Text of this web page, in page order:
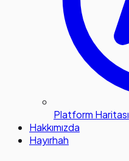
Platform Haritası
Hakkımızda
Hayırhah